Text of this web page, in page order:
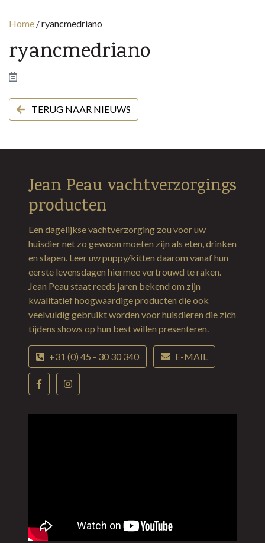
Home /ryancmedriano
ryancmedriano
TERUG NAAR NIEUWS
Jean Peau vachtverzorgings
producten
Een dagelijkse vachtverzorging zou voor uw
huisdier net zo gewoon moeten zijn als eten, drinken
en slapen. Leer uw puppy/kitten daarom vanaf hun
eerste levensdagen hiermee vertrouwd te raken.
Jean Peau staat reeds jaren bekend om zijn
kwalitatief hoogwaardige producten die ook
veelvuldig gebruikt worden voor huisdieren die zich
tijdens shows op hun best willen presenteren.
+31 (0) 45 - 30 30 340 E-MAIL